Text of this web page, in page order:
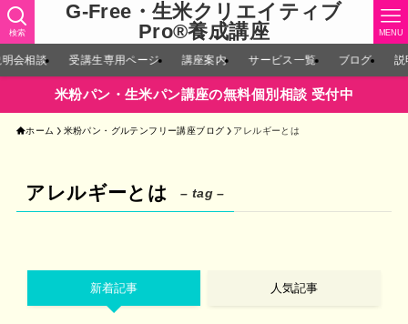
G-Free・生米クリエイティブ
Pro®︎養成講座
検索 MENU
明会相談 受講生専用ページ 講座案内 サービス一覧 ブログ 説
米粉パン・生米パン講座の無料個別相談 受付中
ホーム 米粉パン・グルテンフリー講座ブログ アレルギーとは
アレルギーとは – tag –
新着記事 人気記事